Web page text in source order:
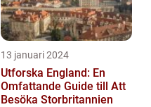
13 januari 2024
Utforska England: En
Omfattande Guide till Att
Besöka Storbritannien